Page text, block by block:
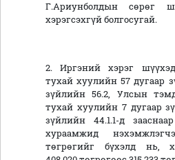
Г.Ариунболдын сөрөг
хэрэгсэхгүй болгосугай.
2. Иргэний хэрэг
тухай хуулийн 57 дугаар
зүйлийн 56.2, Улсын
тухай хуулийн 7 дугаар
зүйлийн 44.1.1-д
хураамжид
төгрөгийг бүхэлд нь,